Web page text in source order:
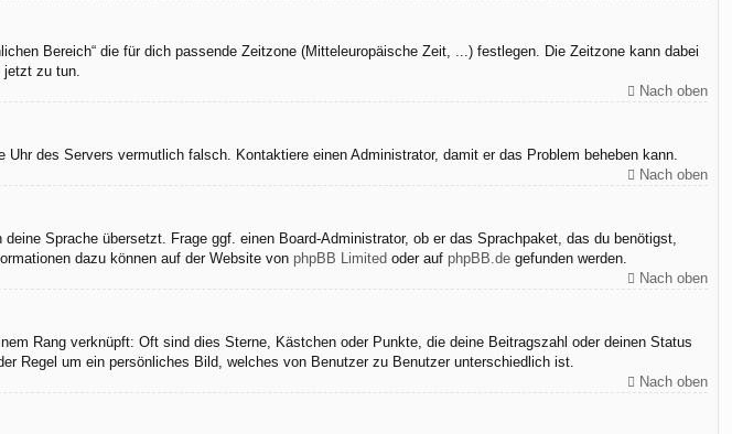
Bereich“ die für dich passende Zeitzone (Mitteleuropäische Zeit, ...) festlegen. Die Zeitzone kann dabei
zu tun.
Nach oben
des Servers vermutlich falsch. Kontaktiere einen Administrator, damit er das Problem beheben kann.
Nach oben
Sprache übersetzt. Frage ggf. einen Board-Administrator, ob er das Sprachpaket, das du benötigst,
dazu können auf der Website von phpBB Limited oder auf phpBB.de gefunden werden.
Nach oben
Rang verknüpft: Oft sind dies Sterne, Kästchen oder Punkte, die deine Beitragszahl oder deinen Status
Regel um ein persönliches Bild, welches von Benutzer zu Benutzer unterschiedlich ist.
Nach oben